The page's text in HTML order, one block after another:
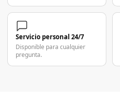
Servicio personal 24/7
Disponible para cualquier
pregunta.